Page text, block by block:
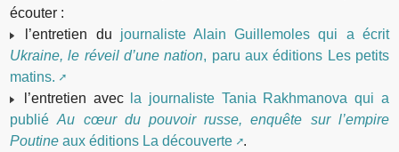
écouter :
l’entretien du journaliste Alain Guillemoles qui a écrit
Ukraine, le réveil d’une nation, paru aux éditions Les petits
matins.
l’entretien avec
la journaliste Tania Rakhmanova qui a
publiéAu cœur du pouvoir russe, enquête sur l’empire
Poutine aux éditions La découverte
.